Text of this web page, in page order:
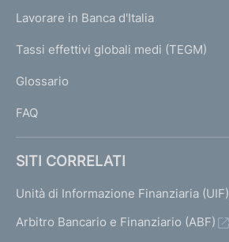
g
T
I
I
Lavorare in Banca d'Italia
Tassi effettivi globali medi (TEGM)
Glossario
FAQ
SITI CORRELATI
Unità di Informazione Finanziaria (UIF)
Arbitro Bancario e Finanziario (ABF)